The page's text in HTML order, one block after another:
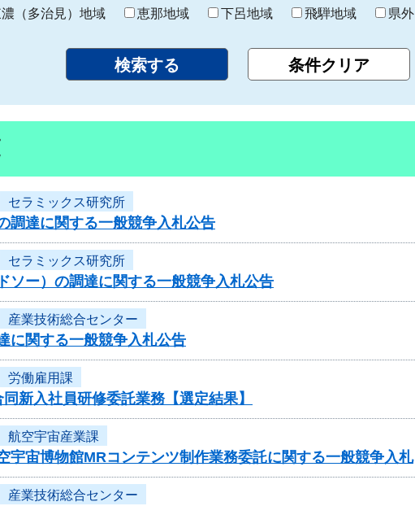
り
（多治見）地域 恵那地域 下呂地域 飛騨地域 県外
セラミックス研究所
調達に関する一般競争入札公告
セラミックス研究所
ソー）の調達に関する一般競争入札公告
産業技術総合センター
に関する一般競争入札公告
労働雇用課
新入社員研修委託業務【選定結果】
航空宇宙産業課
宇宙博物館MRコンテンツ制作業務委託に関する一般競争入札
産業技術総合センター